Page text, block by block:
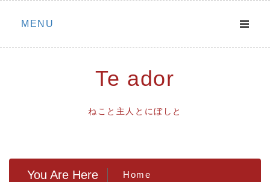
Skip
MENU
Te ador
ねこと主人とにぼしと
You Are Here
Home